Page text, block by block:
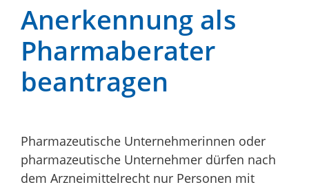
Anerkennung als
Pharmaberater
beantragen
Pharmazeutische Unternehmerinnen oder
pharmazeutische Unternehmer dürfen nach
dem Arzneimittelrecht nur Personen mit